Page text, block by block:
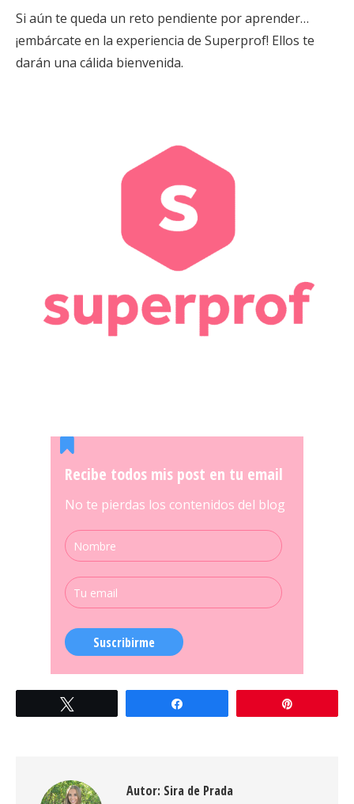
Si aún te queda un reto pendiente por aprender…
¡embárcate en la experiencia de Superprof! Ellos te
darán una cálida bienvenida.
Recibe todos mis post en tu email
No te pierdas los contenidos del blog
Suscribirme
Autor: Sira de Prada